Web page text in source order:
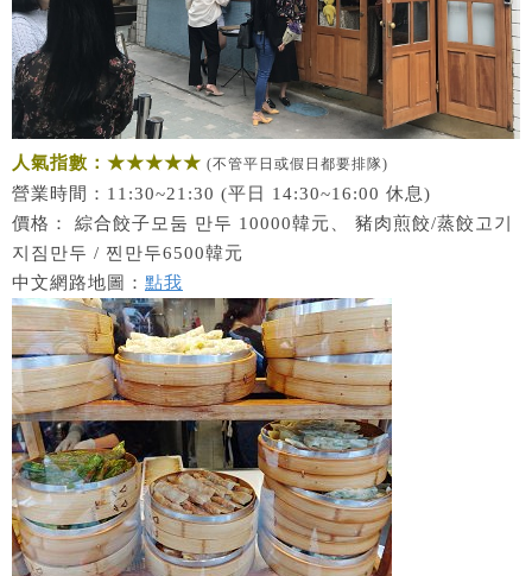
人氣指數：★★★★★ (不管平日或假日都要排隊)
營業時間：11:30~21:30 (平日 14:30~16:00 休息)
價格： 綜合餃子모둠 만두 10000韓元、 豬肉煎餃/蒸餃고기
지짐만두 / 찐만두6500韓元
中文網路地圖： 點我